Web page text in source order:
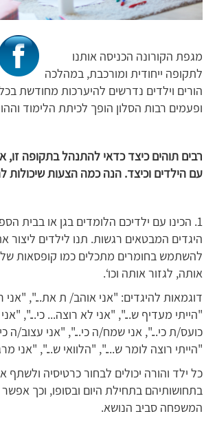
מגפת הקורונה הכניסה אותנו
לתקופה ייחודית ומורכבת, במהלכה
הורים וילדים נדרשים להיערכות מחודשת
ופעמים רבות הסלון הופך לכיתת הלימוד
רבים תוהים כיצד כדאי להתנהל בתקופה זו,
עם הילדים וכיצד. הנה כמה הצעות שיכולות
1. הכינו עם ילדיכם הלומדים בגן או בבית
היגדים המבטאים רגשות. תנו לילדים ליצור
להשתמש בחומרים מתכלים כמו קופסאות
אותה, לגזור אותה וכו‘.
דוגמאות להיגדים: "אני אוהב/ ת את...", "אני
"הייתי מעדיף ש...", "אני לא רוצה... כי...",
כועס/ת כי...", אני שמח/ה כי...", "אני עצוב/ה
"הייתי רוצה לומר ש....", "הלוואי ש...", "אני
כל ילד והורה יכולים לבחור כרטיסיה
בתחושותיהם בתחילת היום ובסופו, וכך אפשר
המשפחה סביב הנושא.